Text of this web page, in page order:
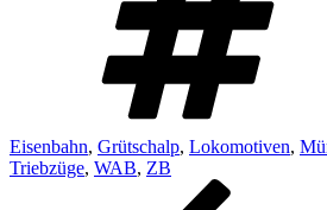
Eisenbahn, Grütschalp, Lokomotiven,
Triebzüge, WAB, ZB
Beitragsnavigation